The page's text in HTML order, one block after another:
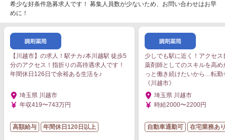
希少な好条件急募求人です！ 募集人員数が少ないため、お問い合わせはお早
めに！
【川越市】の求人！駅チカ♪本川越駅 徒歩5
分のアクセス！指折りの高待遇求人です！
年間休日126日で余裕ある生活を♪
埼玉県 川越市
年収419〜743万円
高額給与 年間休日120日以上
少しでも駅に近く！アクセス
薬剤師としてのスキルを高め
っと働き続けたいから…転勤
《川越市》
埼玉県 川越市
時給2000〜2200円
自動車通勤可 在宅業務あ